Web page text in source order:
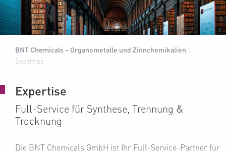
BNT Chemicals – Organometalle und Zinnchemikalien |
Expertise
Expertise
Full-Service für Synthese, Trennung &
Trocknung
Die BNT Chemicals GmbH ist Ihr Full-Service-Partner für